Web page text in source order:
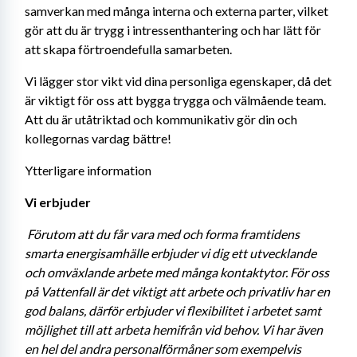
samverkan med många interna och externa parter, vilket
gör att du är trygg i intressenthantering och har lätt för
att skapa förtroendefulla samarbeten.
Vi lägger stor vikt vid dina personliga egenskaper, då det
är viktigt för oss att bygga trygga och välmående team.
Att du är utåtriktad och kommunikativ gör din och
kollegornas vardag bättre!
Ytterligare information
Vi erbjuder
Förutom att du får vara med och forma framtidens
smarta energisamhälle erbjuder vi dig ett utvecklande
och omväxlande arbete med många kontaktytor. För oss
på Vattenfall är det viktigt att arbete och privatliv har en
god balans, därför erbjuder vi flexibilitet i arbetet samt
möjlighet till att arbeta hemifrån vid behov. Vi har även
en hel del andra personalförmåner som exempelvis